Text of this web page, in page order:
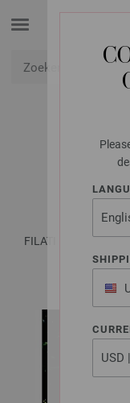
of
FILATI Häkeln No. 5